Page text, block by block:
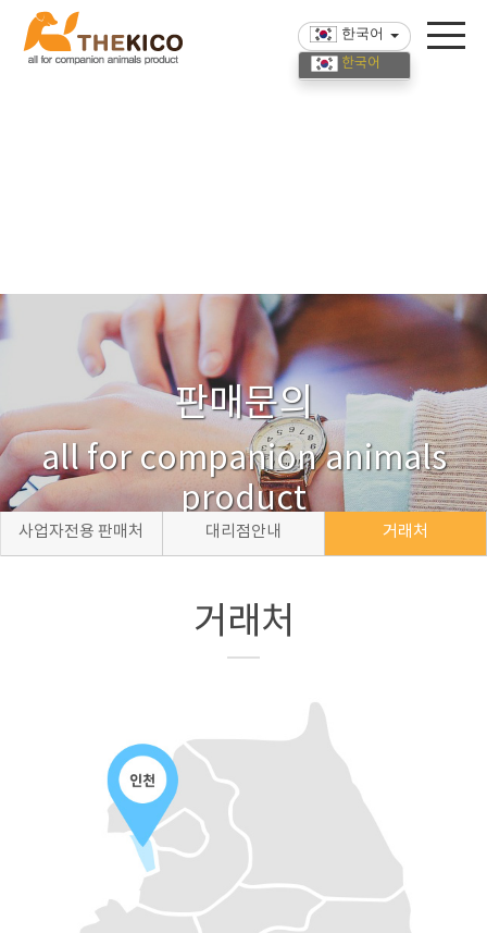
한국어
한국어
판매문의
all for companion animals
product
사업자전용 판매처 대리점안내 거래처
거래처